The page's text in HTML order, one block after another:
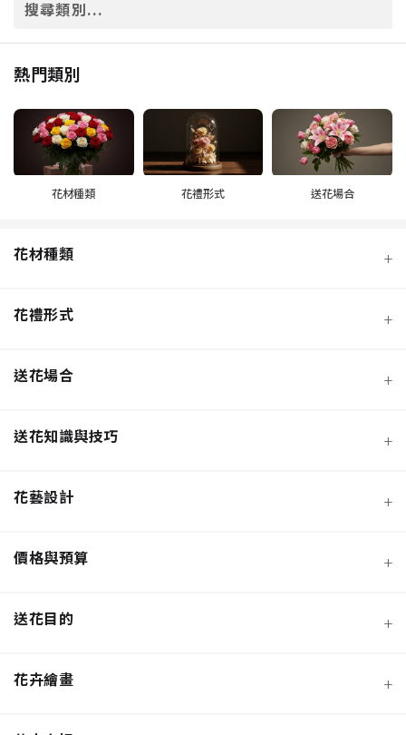
熱門類別
花材種類 花禮形式 送花場合
花材種類 +
蘭花
混合花材
向日葵
花禮形式 +
永生花/不凋花
盆栽/盆花
桌花
送花場合 +
畢業典禮
送花知識與技巧 +
花藝設計 +
價格與預算 +
送花目的 +
花卉繪畫 +